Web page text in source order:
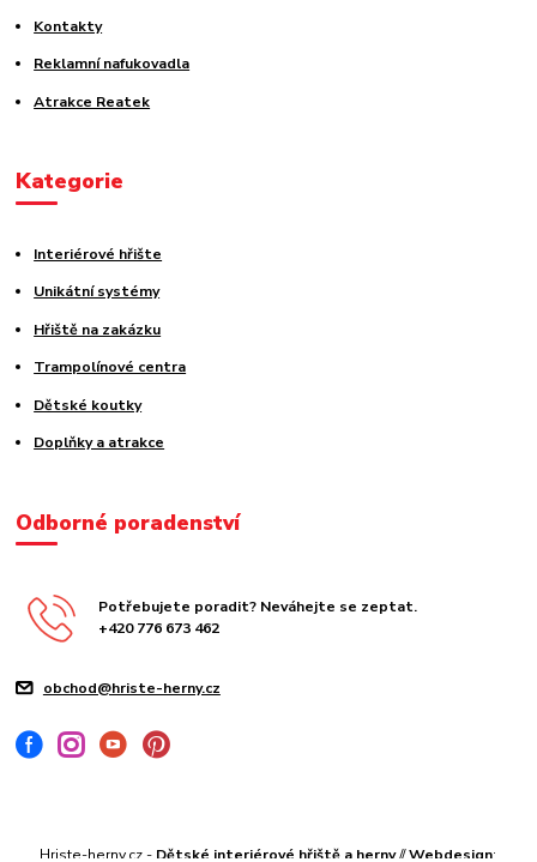
Kontakty
Reklamní nafukovadla
Atrakce Reatek
Kategorie
Interiérové hřište
Unikátní systémy
Hřiště na zakázku
Trampolínové centra
Dětské koutky
Doplňky a atrakce
Odborné poradenství
Potřebujete poradit? Neváhejte se zeptat.
+420 776 673 462
obchod@hriste-herny.cz
Hriste-herny.cz - Dětské interiérové hřiště a herny//Webdesign: